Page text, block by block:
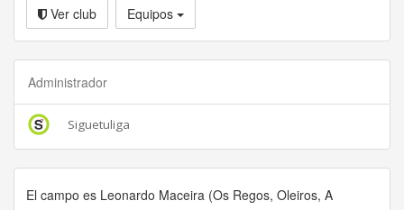
Ver club Equipos
Administrador
Siguetuliga
El campo es Leonardo Maceira (Os Regos, Oleiros, A